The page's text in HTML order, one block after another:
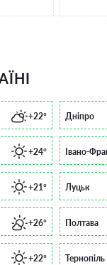
+22° Дніпро
+24° Івано-
+21° Луцьк
+26° Полтава
+22° Тернопіль